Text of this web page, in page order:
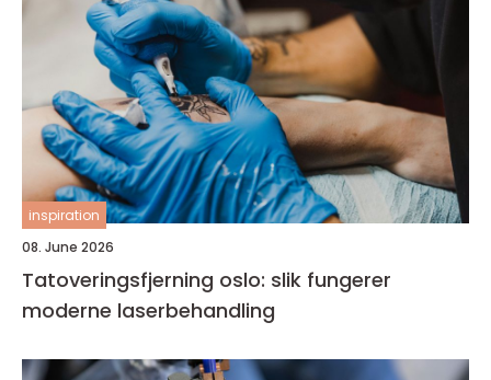
inspiration
08. June 2026
Tatoveringsfjerning oslo: slik fungerer
moderne laserbehandling